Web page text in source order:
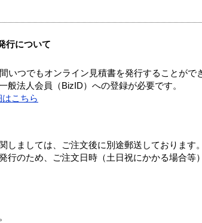
行について
いつでもオンライン見積書を発行することがで
法人会員（BizID）への登録が必要です。
こちら
しましては、ご注文後に別途郵送しております。
行のため、ご注文日時（土日祝にかかる場合等